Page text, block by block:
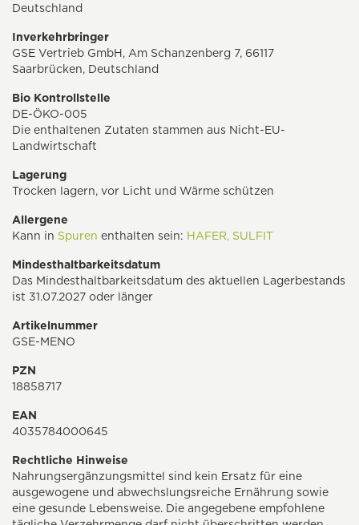
Deutschland
Inverkehrbringer
GSE Vertrieb GmbH, Am Schanzenberg 7, 66117
Saarbrücken, Deutschland
Bio Kontrollstelle
DE-ÖKO-005
Die enthaltenen Zutaten stammen aus Nicht-EU-
Landwirtschaft
Lagerung
Trocken lagern, vor Licht und Wärme schützen
Allergene
Kann in Spuren enthalten sein: HAFER, SULFIT
Mindesthaltbarkeitsdatum
Das Mindesthaltbarkeitsdatum des aktuellen Lagerbestands
ist 31.07.2027 oder länger
Artikelnummer
GSE-MENO
PZN
18858717
EAN
4035784000645
Rechtliche Hinweise
Nahrungsergänzungsmittel sind kein Ersatz für eine
ausgewogene und abwechslungsreiche Ernährung sowie
eine gesunde Lebensweise. Die angegebene empfohlene